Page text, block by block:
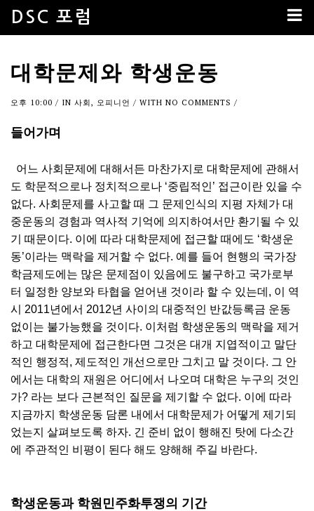
DSC 포럼
대학문제와 학생운동
오후 10:00 / IN 사회, 오피니언 / WITH NO COMMENTS /
들어가며
어느 사회문제에 대해서든 마찬가지로 대학문제에 관해서
도 학문적으로나 정치적으로나 ‘중립적인’ 접근이란 있을 수
없다. 사회문제를 사고할 때 그 문제인식의 지평 자체가 대
중운동의 경험과 역사적 기억에 의지하여서만 환기될 수 있
기 때문이다. 이에 따라 대학문제에 접근할 때에도 ‘학생운
동’이라는 맥락을 제거할 수 없다. 예를 들어 현행의 국가장
학금제도에는 많은 문제점이 있음에도 불구하고 국가로부
터 일정한 양보와 타협을 얻어낸 것이라 할 수 있는데, 이 역
시 2011년에서 2012년 사이의 대중적인 반값등록금 운동
없이는 불가능했을 것이다. 이처럼 학생운동의 맥락을 제거
하고 대학문제에 접근한다면 그것은 대개 지엽적이고 말단
적인 행정적, 제도적인 개선으로만 그치고 말 것이다. 그 안
에서는 대학의 재원은 어디에서 나오며 대학은 누구의 것인
가? 라는 보다 근본적인 질문을 제기할 수 없다. 이에 따라
지금까지 학생운동 담론 내에서 대학문제가 어떻게 제기되
었는지 살펴보도록 하자. 긴 준비 없이 행해진 탓에 다소간
에 주관적인 비평이 된다 해도 양해해 주길 바란다.
학생운동과 학원민주화투쟁의 기간